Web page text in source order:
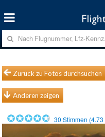
Zurück zu Fotos durchsuchen
Anderen zeigen
30 Stimmen (4.73